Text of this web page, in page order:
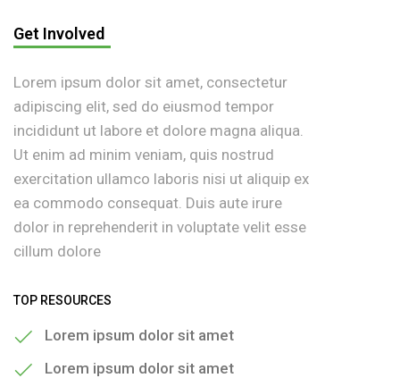
Get Involved
Lorem ipsum dolor sit amet, consectetur
adipiscing elit, sed do eiusmod tempor
incididunt ut labore et dolore magna aliqua.
Ut enim ad minim veniam, quis nostrud
exercitation ullamco laboris nisi ut aliquip ex
ea commodo consequat. Duis aute irure
dolor in reprehenderit in voluptate velit esse
cillum dolore
TOP RESOURCES
Lorem ipsum dolor sit amet
Lorem ipsum dolor sit amet